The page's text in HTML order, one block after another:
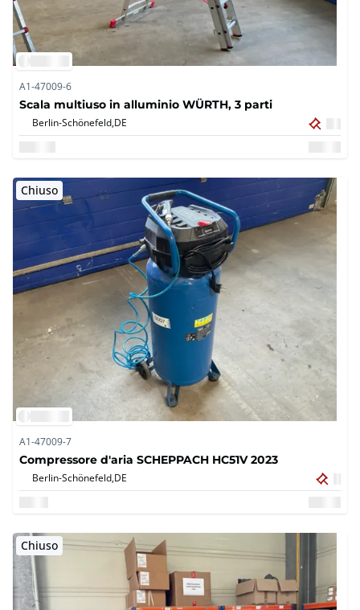
A1-47009-6
Scala multiuso in alluminio WÜRTH, 3 parti
Berlin-Schönefeld,DE
Chiuso
A1-47009-7
Compressore d'aria SCHEPPACH HC51V 2023
Berlin-Schönefeld,DE
Chiuso